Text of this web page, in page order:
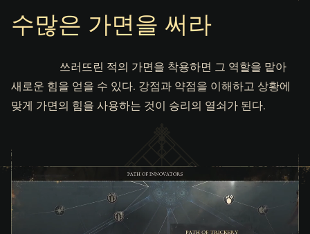
수많은 가면을 써라
쓰러뜨린 적의 가면을 착용하면 그 역할을 맡아
새로운 힘을 얻을 수 있다. 강점과 약점을 이해하고 상황에
맞게 가면의 힘을 사용하는 것이 승리의 열쇠가 된다.